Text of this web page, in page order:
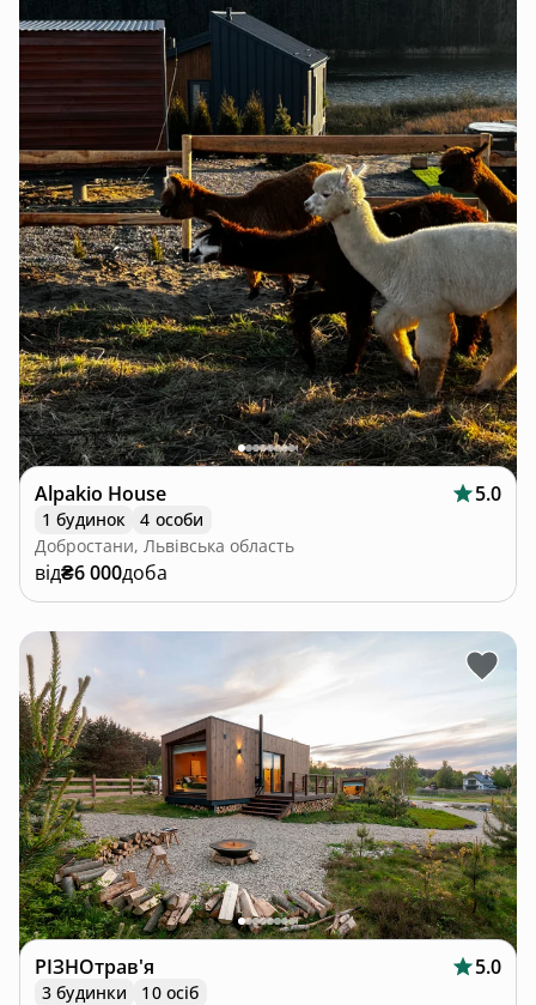
Alpakio House 5.0
1 будинок
4 особи
Добростани, Львівська область
від₴6 000доба
РІЗНОтрав'я 5.0
3 будинки
10 осіб